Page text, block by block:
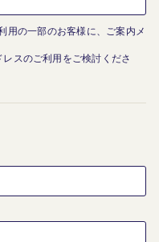
用の一部のお客様に、ご案内メ
スのご利用をご検討くださ